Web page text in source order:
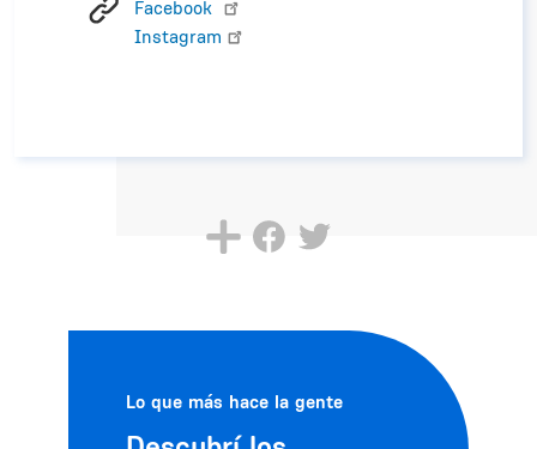
Facebook
Instagram
Lo que más hace la gente